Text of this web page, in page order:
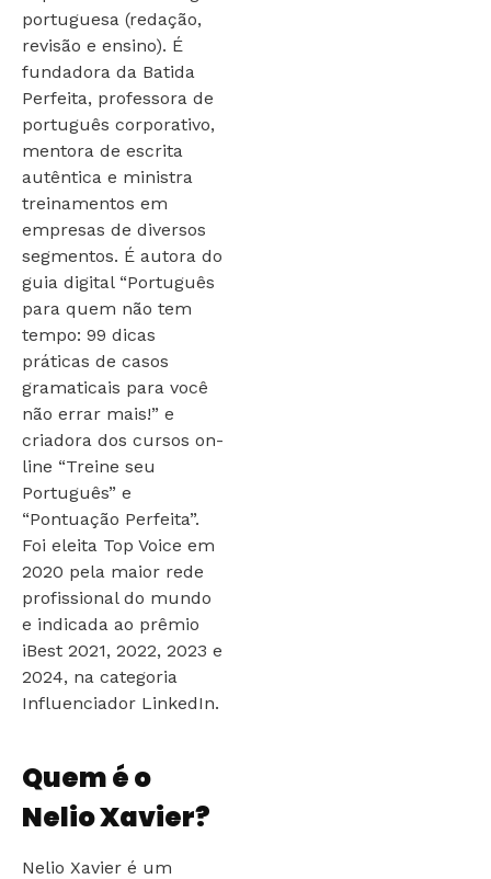
portuguesa (redação,
revisão e ensino). É
fundadora da Batida
Perfeita, professora de
português corporativo,
mentora de escrita
autêntica e ministra
treinamentos em
empresas de diversos
segmentos. É autora do
guia digital “Português
para quem não tem
tempo: 99 dicas
práticas de casos
gramaticais para você
não errar mais!” e
criadora dos cursos on-
line “Treine seu
Português” e
“Pontuação Perfeita”.
Foi eleita Top Voice em
2020 pela maior rede
profissional do mundo
e indicada ao prêmio
iBest 2021, 2022, 2023 e
2024, na categoria
Influenciador LinkedIn.
Quem é o
Nelio Xavier?
Nelio Xavier é um